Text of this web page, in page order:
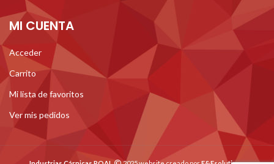
MI CUENTA
Acceder
Carrito
Mi lista de favoritos
Ver mis pedidos